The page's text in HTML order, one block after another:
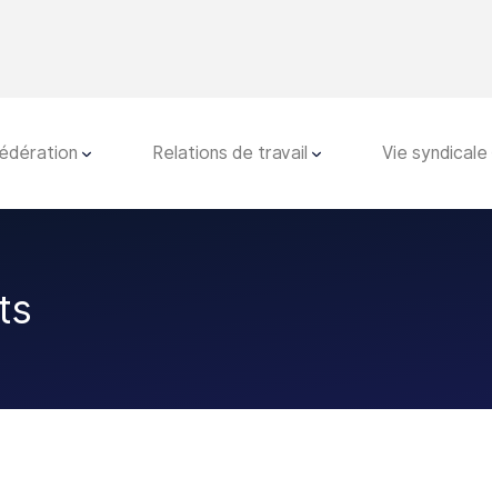
Relations de travail Vie syndicale